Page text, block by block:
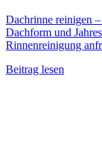
Dachrinne reinigen
Dachform und
Rinnenreinigung
Beitrag lesen